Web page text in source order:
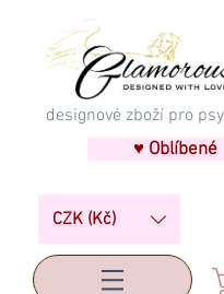
designové zboží pro
♥ Oblíbené
CZK (Kč)